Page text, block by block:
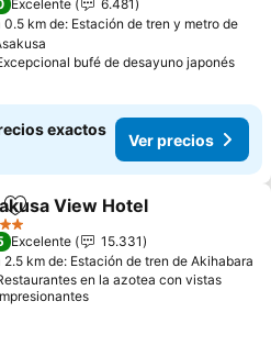
Excelente
6.481
0.5 km de: Estación de tren y metro de
bufé de desayuno japonés
exactos
Ver precios
Agregar a favoritos
View Hotel
Excelente
15.331
2.5 km de: Estación de tren de Akihabara
en la azotea con vistas